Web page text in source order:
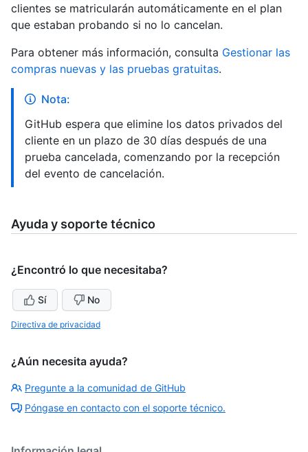
clientes se matricularán automáticamente en el plan
que estaban probando si no lo cancelan.
Para obtener más información, consulta Gestionar las
compras nuevas y las pruebas gratuitas.
Nota:
GitHub espera que elimine los datos privados del
cliente en un plazo de 30 días después de una
prueba cancelada, comenzando por la recepción
del evento de cancelación.
Ayuda y soporte técnico
¿Encontró lo que necesitaba?
Sí No
Directiva de privacidad
¿Aún necesita ayuda?
Pregunte a la comunidad de GitHub
Póngase en contacto con el soporte técnico.